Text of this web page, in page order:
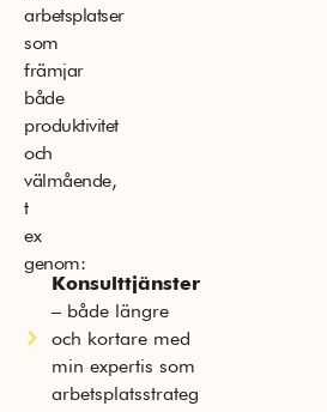
arbetsplatser
som
främjar
både
produktivitet
och
välmående,
t
ex
genom:
Konsulttjänster
– både längre
och kortare med
min expertis som
arbetsplatsstrateg